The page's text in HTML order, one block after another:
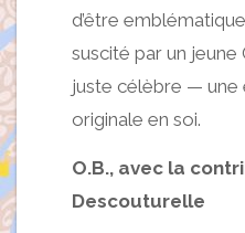
d’être
suscité par un
juste célèbre —
originale en soi.
O.B., avec la
Descouturelle